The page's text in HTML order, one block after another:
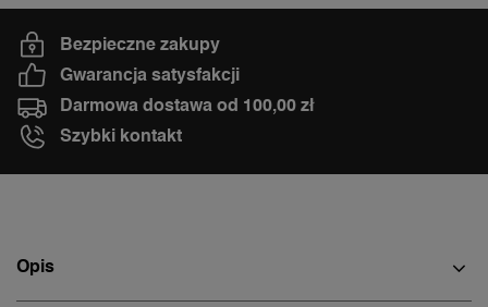
Bezpieczne zakupy
Gwarancja satysfakcji
Darmowa dostawa od 100,00 zł
Szybki kontakt
Opis